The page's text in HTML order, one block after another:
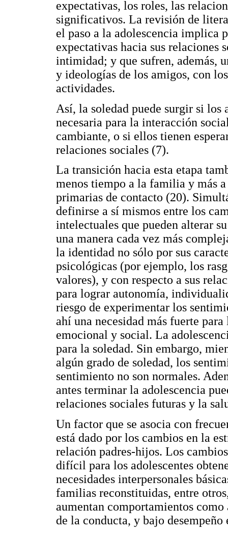
expectativas, los roles, las
significativos. La revisión de
el paso a la adolescencia implica
expectativas hacia sus relaciones
intimidad; y que sufren, además,
y ideologías de los amigos, con
actividades.
Así, la soledad puede surgir si
necesaria para la interacción
cambiante, o si ellos tienen
relaciones sociales (7).
La transición hacia esta etapa
menos tiempo a la familia y más
primarias de contacto (20).
definirse a sí mismos entre los
intelectuales que pueden alterar
una manera cada vez más
la identidad no sólo por sus
psicológicas (por ejemplo, los
valores), y con respecto a sus
para lograr autonomía,
riesgo de experimentar los
ahí una necesidad más fuerte
emocional y social. La
para la soledad. Sin embargo,
algún grado de soledad, los
sentimiento no son normales.
antes terminar la adolescencia
relaciones sociales futuras y la
Un factor que se asocia con
está dado por los cambios en la
relación padres-hijos. Los
difícil para los adolescentes
necesidades interpersonales
familias reconstituidas, entre
aumentan comportamientos
de la conducta, y bajo desempeño